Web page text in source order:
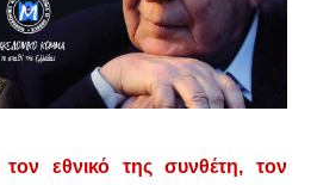
εθνικό της συνθέτη, τον